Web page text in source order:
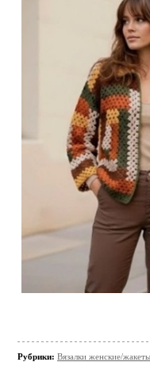
Рубрики: Вязалки женские/жакеты